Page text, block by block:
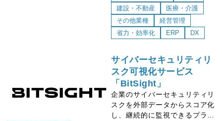
建設・不動産
医療・介護
その他業種
経営管理
省力・効率化
ERP DX
サイバーセキュリティリ
スク可視化サービス
「BitSight」
企業のサイバーセキュリティリ
スクを外部データからスコア化
し、継続的に監視できるプラッ